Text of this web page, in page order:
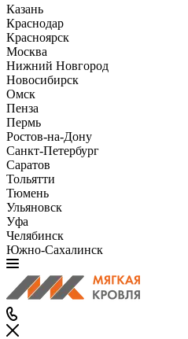
Казань
Краснодар
Красноярск
Москва
Нижний Новгород
Новосибирск
Омск
Пенза
Пермь
Ростов-на-Дону
Санкт-Петербург
Саратов
Тольятти
Тюмень
Ульяновск
Уфа
Челябинск
Южно-Сахалинск